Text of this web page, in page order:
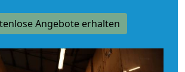
Angebote erhalten